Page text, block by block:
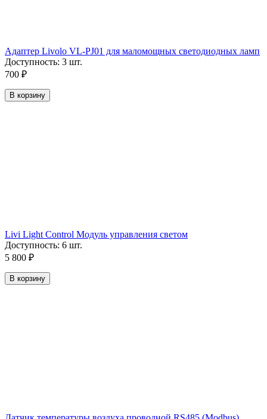
Адаптер Livolo VL-PJ01 для маломощных светодиодных ламп
Доступность: 3 шт.
700 ₽
В корзину
Livi Light Control Модуль управления светом
Доступность: 6 шт.
5 800 ₽
В корзину